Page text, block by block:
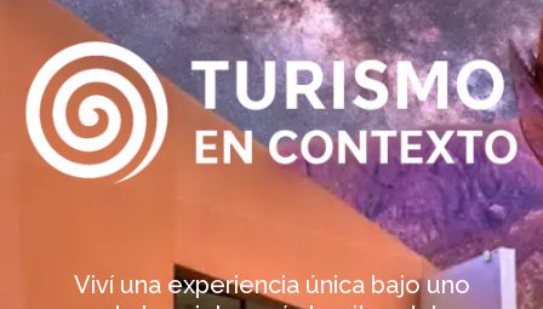
Viví una experiencia única bajo uno